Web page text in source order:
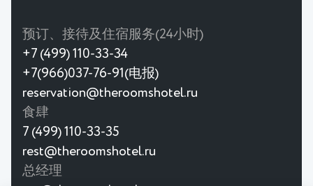
预订、接待及住宿服务(24小时)
+7 (499) 110-33-34
+7(966)037-76-91(电报)
reservation@theroomshotel.ru
食肆
7 (499) 110-33-35
rest@theroomshotel.ru
总经理